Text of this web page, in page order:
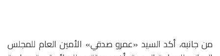
‏‎من جانبه، أكد السيد «عمرو صدقي» الأمين العام للمجلس